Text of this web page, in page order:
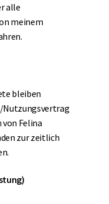
alle
meinem
bleiben
Nutzungsvertrag
Felina
zur zeitlich